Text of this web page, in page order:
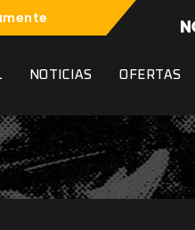
NOTICIAS OFERTAS